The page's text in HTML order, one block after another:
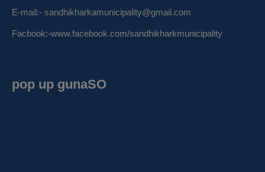
E-mail:- sandhikharkamunicipality@gmail.com
Facbook:-www.facebook.com/sandhikharkmunicipality
pop up gunaSO